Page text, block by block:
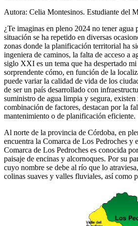
Autora: Celia Montesinos. Estudiante del
¿Te imaginas en pleno 2024 no tener agua
situación se ha repetido en diversas
zonas donde la planificación territorial ha
ingeniera de caminos, la falta de acceso a
siglo XXI es un tema que ha despertado mi
sorprendente cómo, en función de la
puede variar la calidad de vida de los
de ser un país desarrollado con
suministro de agua limpia y segura, existen
combinación de factores, destacan por la
mantenimiento o de planificación eficiente.
Al norte de la provincia de Córdoba, en
encuentra la Comarca de Los Pedroches y
Comarca de Los Pedroches es conocida
paisaje de encinas y alcornoques. Por su
cuyo nombre se debe al río que lo
colinas suaves y valles fluviales, así como